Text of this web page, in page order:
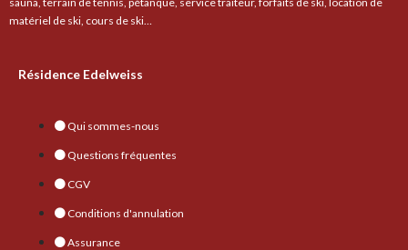
matériel de ski, cours de ski…
Résidence Edelweiss
Qui sommes-nous
Questions fréquentes
CGV
Conditions d'annulation
Assurance